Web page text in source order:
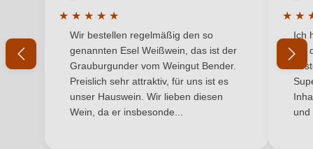
Sparici Landini
Hersteller
adresse
Az. Agricola San Quirico Srl, Via Montecorno 10 a,
37060 Sona, Italien
0,75 L
★ ★ ★ ★ ★
Durchschnittliche Bewertung von 5 von 5 Sternen
Wir bestellen regelmäßig den so
genannten Esel Weißwein, das ist der
Grauburgunder vom Weingut Bender.
Preislich sehr attraktiv, für uns ist es
unser Hauswein. Wir lieben diesen
Wein, da er insbesonde...
★ ★
Ich
mit
und